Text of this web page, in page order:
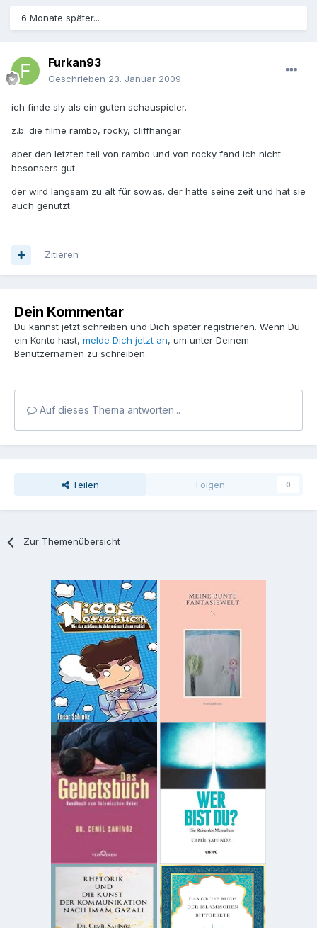
6 Monate später...
Furkan93
Geschrieben 23. Januar 2009
ich finde sly als ein guten schauspieler.
z.b. die filme rambo, rocky, cliffhangar
aber den letzten teil von rambo und von rocky fand ich nicht
besonsers gut.
der wird langsam zu alt für sowas. der hatte seine zeit und hat sie
auch genutzt.
Zitieren
Dein Kommentar
Du kannst jetzt schreiben und Dich später registrieren. Wenn Du
ein Konto hast, melde Dich jetzt an, um unter Deinem
Benutzernamen zu schreiben.
Auf dieses Thema antworten...
Teilen Folgen 0
Zur Themenübersicht